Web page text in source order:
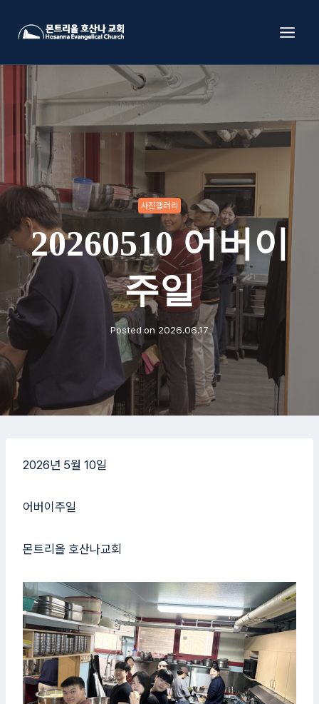
사진갤러리
20260510 어버이
주일
Posted on 2026.06.17
2026년 5월 10일
어버이주일
몬트리올 호산나교회